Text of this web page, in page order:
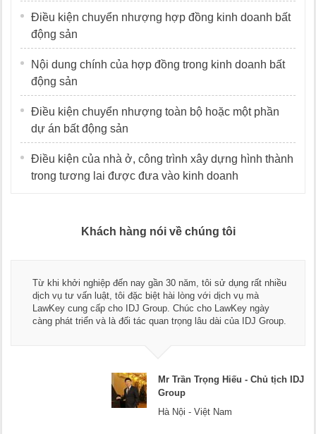
Điều kiện chuyển nhượng hợp đồng kinh doanh bất
động sản
Nội dung chính của hợp đồng trong kinh doanh bất
động sản
Điều kiện chuyển nhượng toàn bộ hoặc một phần
dự án bất động sản
Điều kiện của nhà ở, công trình xây dựng hình thành
trong tương lai được đưa vào kinh doanh
Khách hàng nói về chúng tôi
Từ khi khởi nghiệp đến nay gần 30 năm, tôi sử dụng rất nhiều
dịch vụ tư vấn luật, tôi đặc biệt hài lòng với dịch vụ mà
LawKey cung cấp cho IDJ Group. Chúc cho LawKey ngày
càng phát triển và là đối tác quan trọng lâu dài của IDJ Group.
Mr Trần Trọng Hiếu - Chủ tịch IDJ
Group
Hà Nội - Việt Nam